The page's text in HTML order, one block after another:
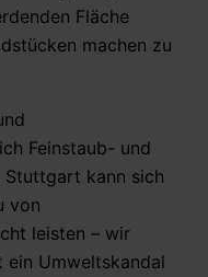
Fläche
machen zu
Feinstaub- und
Stuttgart kann sich
von
leisten – wir
ein Umweltskandal